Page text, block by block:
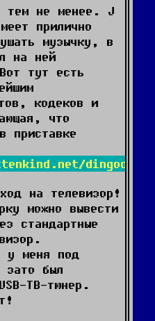
тем не менее. J
прилично
музычку, в
на ней
тут есть
кодеков и
что
приставке
dingoo/
на телевизор!
можно вывести
стандартные
у меня под
зато был
ТВ-тюнер.